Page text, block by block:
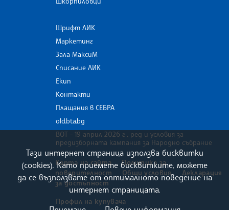
Шрифт ЛИК
Маркетинг
Зала МаксиМ
Списание ЛИК
Екип
Контакти
Плащания в СЕБРА
old.bta.bg
ВОТ - 19 април 2026 г . ред и условия за
предизборната кампания за Народно събрание
Карта на сайта
Политика за
поверителност
Общи условия
Декларация
за достъпност
Профил на купувача
Тази интернет страница използва бисквитки
(cookies). Като приемете бисквитките, можете
да се възползвате от оптималното поведение на
интернет страницата.